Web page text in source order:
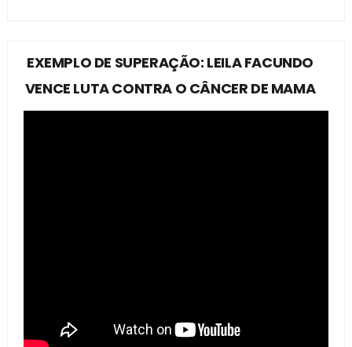
EXEMPLO DE SUPERAÇÃO: LEILA FACUNDO
VENCE LUTA CONTRA O CÂNCER DE MAMA